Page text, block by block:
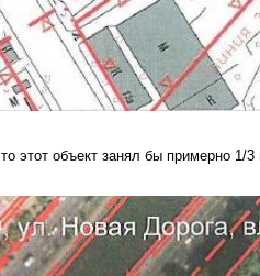
этот объект занял бы примерно 1/3